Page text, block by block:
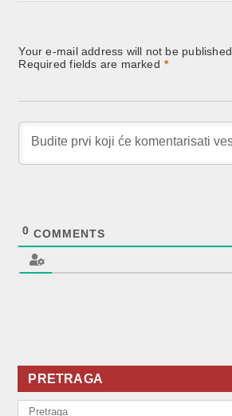
Your e-mail address will not be published.
Required fields are marked *
0 COMMENTS
PRETRAGA